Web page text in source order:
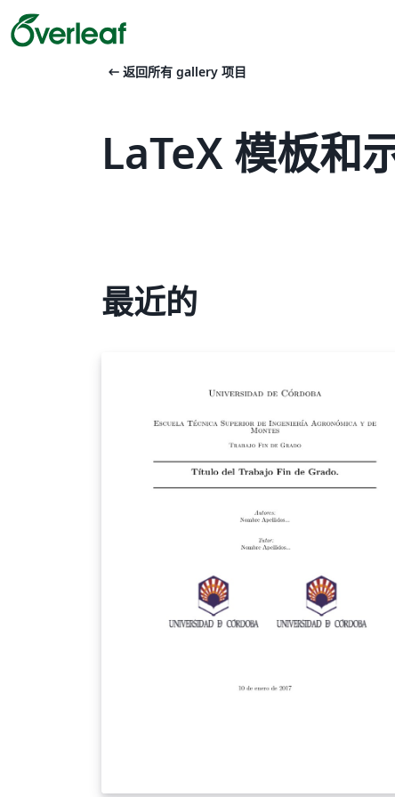
arrow_left_alt 返回所有 gallery 项目
LaTeX 模板
最近的